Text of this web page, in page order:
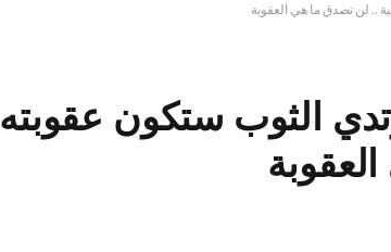
.. لن تصدق ما هي العقوبة
الثوب ستكون عقوبته